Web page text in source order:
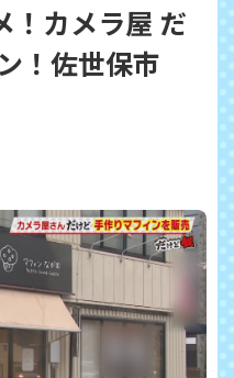
！カメラ屋 だ
！佐世保市